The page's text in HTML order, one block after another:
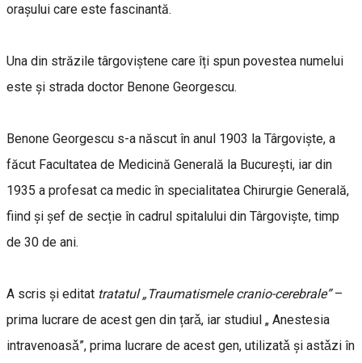
orașului care este fascinantă.
Una din străzile târgoviștene care îți spun povestea numelui
este și strada doctor Benone Georgescu.
Benone Georgescu s-a născut în anul 1903 la Târgoviște, a
făcut Facultatea de Medicină Generală la București, iar din
1935 a profesat ca medic în specialitatea Chirurgie Generală,
fiind și șef de secție în cadrul spitalului din Târgoviște, timp
de 30 de ani.
A scris şi editat tratatul „Traumatismele cranio-cerebrale”–
prima lucrare de acest gen din țarǎ, iar studiul „ Anestesia
intravenoasǎ”, prima lucrare de acest gen, utilizatǎ şi astǎzi în